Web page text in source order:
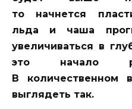
то начнется
льда и чаша
увеличиваться в
это начало
В количественном
выглядеть так.